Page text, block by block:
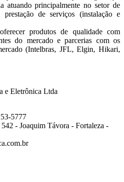
atuando principalmente no setor de
de serviços (instalação e
produtos de qualidade com
do mercado e parcerias com os
(Intelbras, JFL, Elgin, Hikari,
e Eletrônica Ltda
5777
- Joaquim Távora - Fortaleza -